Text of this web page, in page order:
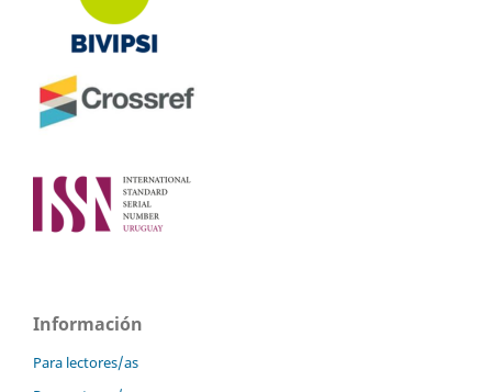
Información
Para lectores/as